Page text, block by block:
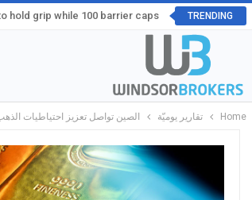
TRENDING
hold grip while 100 barrier caps
Home تقارير يوميّة الصين تواصل تعزيز احتياطيات